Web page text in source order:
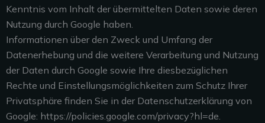
Kenntnis vom Inhalt der übermittelten Daten sowie deren
Nutzung durch Google haben.
Informationen über den Zweck und Umfang der
Datenerhebung und die weitere Verarbeitung und Nutzung
der Daten durch Google sowie Ihre diesbezüglichen
Rechte und Einstellungsmöglichkeiten zum Schutz Ihrer
Privatsphäre finden Sie in der Datenschutzerklärung von
Google: https://policies.google.com/privacy?hl=de.